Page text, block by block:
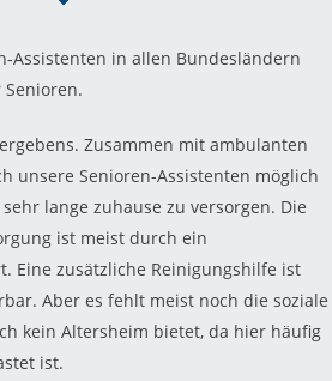
Assistenten in allen Bundesländern
Zusammen mit ambulanten
unsere Senioren-Assistenten möglich
lange zuhause zu versorgen. Die
ist meist durch ein
Eine zusätzliche Reinigungshilfe ist
Aber es fehlt meist noch die soziale
kein Altersheim bietet, da hier häufig
ist.